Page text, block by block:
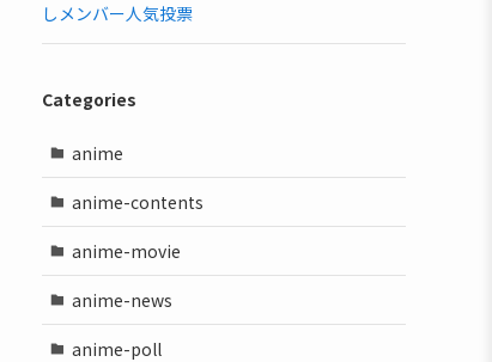
しメンバー人気投票
Categories
anime
anime-contents
anime-movie
anime-news
anime-poll